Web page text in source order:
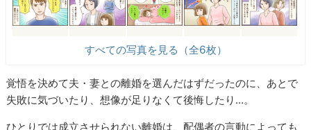
すべての写真を見る（全6枚）
覚悟を決めて夫・妻との離婚を選んだはずだったのに、あとで
失敗に気づいたり、想像が足りなくて後悔したり…。
ひとりでは成立させられない離婚は、配偶者の言動によっても